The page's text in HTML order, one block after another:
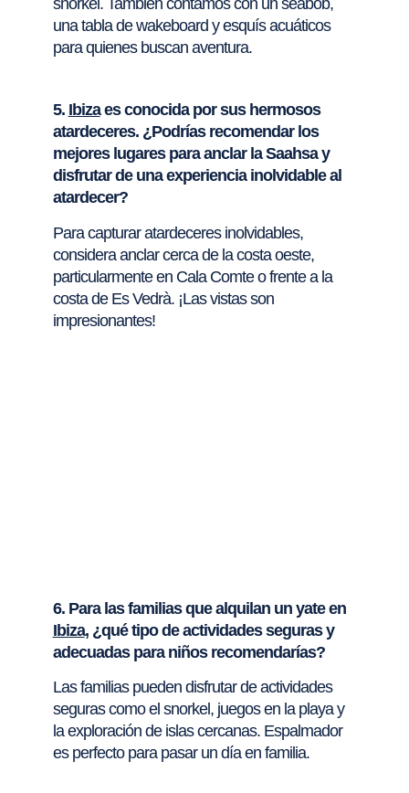
una tabla de wakeboard y esquís acuáticos
para quienes buscan aventura.
5. Ibizaes conocida por sus hermosos
atardeceres. ¿Podrías recomendar los
mejores lugares para anclar la Saahsa y
disfrutar de una experiencia inolvidable al
atardecer?
Para capturar atardeceres inolvidables,
considera anclar cerca de la costa oeste,
particularmente en Cala Comte o frente a la
costa de Es Vedrà. ¡Las vistas son
impresionantes!
6. Para las familias que alquilan un yate en
Ibiza, ¿qué tipo de actividades seguras y
adecuadas para niños recomendarías?
Las familias pueden disfrutar de actividades
seguras como el snorkel, juegos en la playa y
la exploración de islas cercanas. Espalmador
es perfecto para pasar un día en familia.